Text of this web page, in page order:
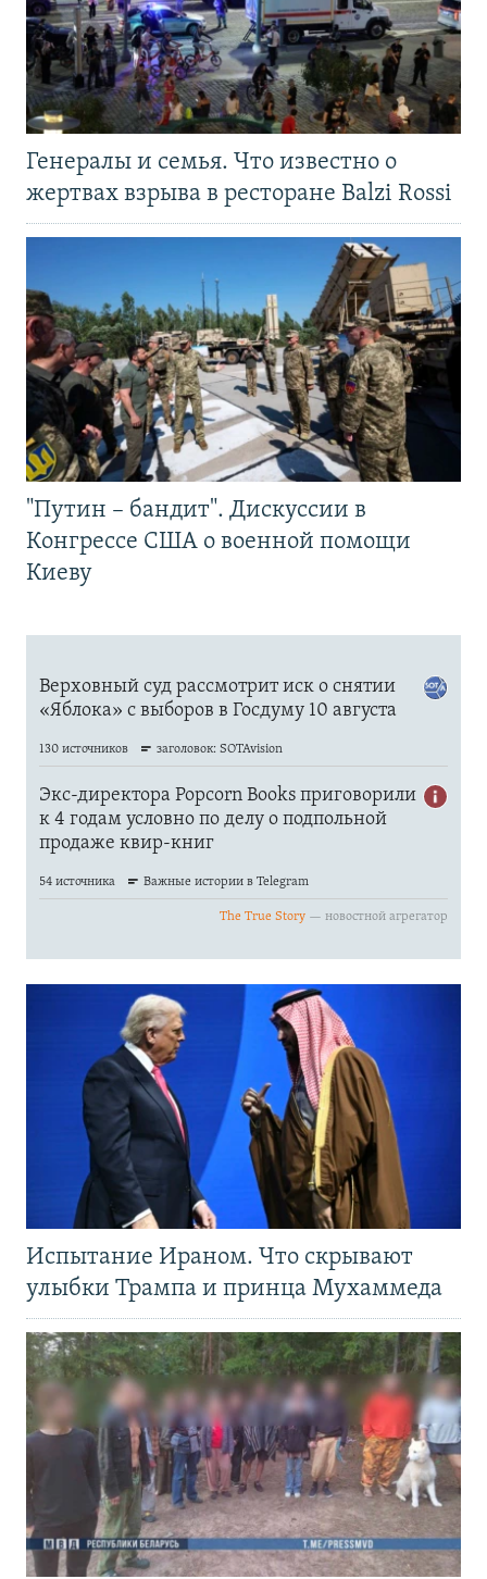
Генералы и семья. Что известно о
жертвах взрыва в ресторане Balzi Rossi
"Путин – бандит". Дискуссии в
Конгрессе США о военной помощи
Киеву
Испытание Ираном. Что скрывают
улыбки Трампа и принца Мухаммеда